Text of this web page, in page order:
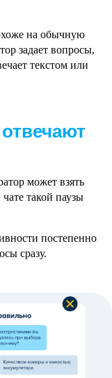
на обычную
задает вопросы,
текстом или
может взять
такой паузы
постепенно
сразу.